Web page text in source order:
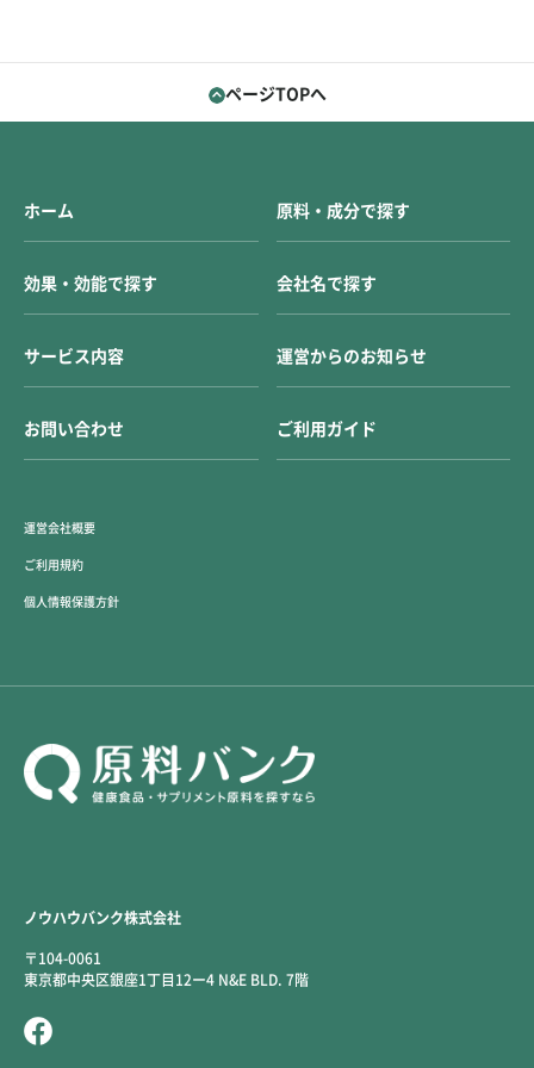
ページTOPへ
ノウハウバンク株式会社
〒104-0061
東京都中央区銀座1丁目12ー4 N&E BLD. 7階
ホーム 原料・成分で探す
効果・効能で探す 会社名で探す
サービス内容 運営からのお知らせ
お問い合わせ ご利用ガイド
運営会社概要
ご利用規約
個人情報保護方針